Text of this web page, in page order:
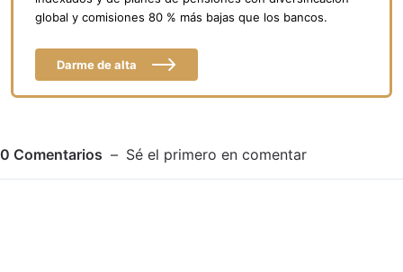
global y comisiones 80 % más bajas que los bancos.
Darme de alta
0 Comentarios Sé el primero en comentar